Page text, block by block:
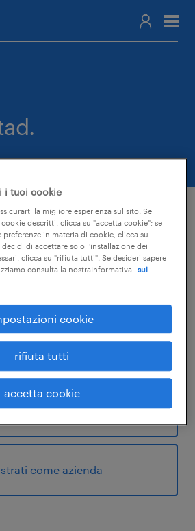
personale.
accedi >
registrato?
come candidato
come azienda
i tuoi cookie
la migliore esperienza sul sito. Se
descritti, clicca su "accetta cookie"; se
in materia di cookie, clicca su
di accettare solo l'installazione dei
clicca su "rifiuta tutti". Se desideri sapere
consulta la nostraInformativa
sui
cookie
rifiuta tutti
accetta cookie